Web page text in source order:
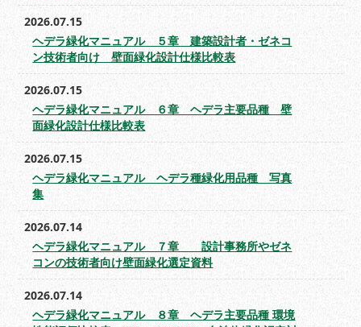
2026.07.15
ヘデラ緑化マニュアル ５章 建築設計者・ゼネコ
ン技術者向け 壁面緑化設計仕様比較表
2026.07.15
ヘデラ緑化マニュアル ６章 ヘデラ主要品種 壁
面緑化設計仕様比較表
2026.07.15
ヘデラ緑化マニュアル ヘデラ種緑化用品種 写真
集
2026.07.14
ヘデラ緑化マニュアル ７章 設計事務所やゼネ
コンの技術者向け壁面緑化選定資料
2026.07.14
ヘデラ緑化マニュアル ８章 ヘデラ主要品種 環境